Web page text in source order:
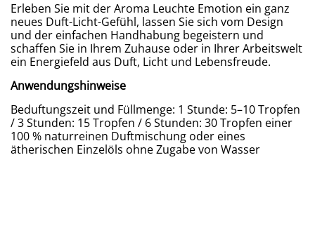
Erleben Sie mit der Aroma Leuchte Emotion ein ganz
neues Duft-Licht-Gefühl, lassen Sie sich vom Design
und der einfachen Handhabung begeistern und
schaffen Sie in Ihrem Zuhause oder in Ihrer Arbeitswelt
ein Energiefeld aus Duft, Licht und Lebensfreude.
Anwendungshinweise
Beduftungszeit und Füllmenge: 1 Stunde: 5–10 Tropfen
/ 3 Stunden: 15 Tropfen / 6 Stunden: 30 Tropfen einer
100 % naturreinen Duftmischung oder eines
ätherischen Einzelöls ohne Zugabe von Wasser